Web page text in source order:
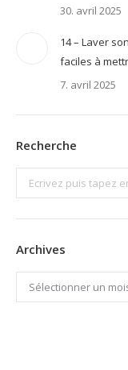
30. avril 2025
14 – Laver
faciles à
7. avril 2025
Recherche
Search:
Archives
Archives